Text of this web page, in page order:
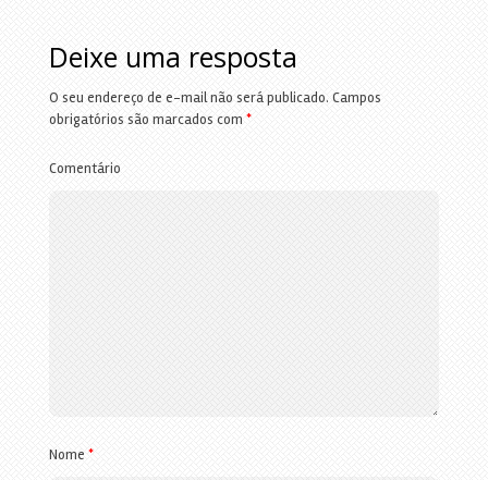
Deixe uma resposta
O seu endereço de e-mail não será publicado. Campos
obrigatórios são marcados com *
Comentário
Nome *